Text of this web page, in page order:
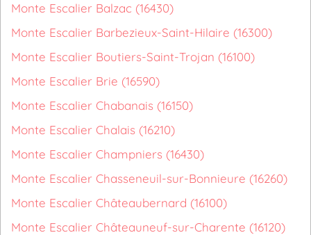
Monte Escalier Balzac (16430)
Monte Escalier Barbezieux-Saint-Hilaire (16300)
Monte Escalier Boutiers-Saint-Trojan (16100)
Monte Escalier Brie (16590)
Monte Escalier Chabanais (16150)
Monte Escalier Chalais (16210)
Monte Escalier Champniers (16430)
Monte Escalier Chasseneuil-sur-Bonnieure (16260)
Monte Escalier Châteaubernard (16100)
Monte Escalier Châteauneuf-sur-Charente (16120)